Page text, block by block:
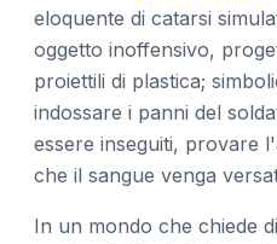
eloquente di catarsi
oggetto inoffensivo,
proiettili di plastica;
indossare i panni del
essere inseguiti, provare
che il sangue venga
In un mondo che chiede